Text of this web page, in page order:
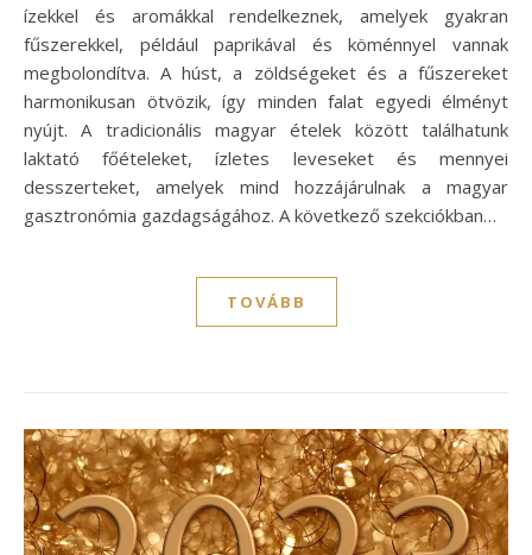
ízekkel és aromákkal rendelkeznek, amelyek gyakran
fűszerekkel, például paprikával és köménnyel vannak
megbolondítva. A húst, a zöldségeket és a fűszereket
harmonikusan ötvözik, így minden falat egyedi élményt
nyújt. A tradicionális magyar ételek között találhatunk
laktató főételeket, ízletes leveseket és mennyei
desszerteket, amelyek mind hozzájárulnak a magyar
gasztronómia gazdagságához. A következő szekciókban…
TOVÁBB